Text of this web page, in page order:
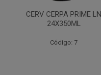
CERV CERPA PRIME LN
24X350ML
Código: 7